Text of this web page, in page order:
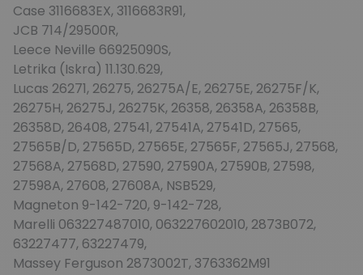
Case 3116683EX, 3116683R91,
JCB 714/29500R,
Leece Neville 66925090S,
Letrika (Iskra) 11.130.629,
Lucas 26271, 26275, 26275A/E, 26275E, 26275F/K,
26275H, 26275J, 26275K, 26358, 26358A, 26358B,
26358D, 26408, 27541, 27541A, 27541D, 27565,
27565B/D, 27565D, 27565E, 27565F, 27565J, 27568,
27568A, 27568D, 27590, 27590A, 27590B, 27598,
27598A, 27608, 27608A, NSB529,
Magneton 9-142-720, 9-142-728,
Marelli 063227487010, 063227602010, 2873B072,
63227477, 63227479,
Massey Ferguson 2873002T, 3763362M91